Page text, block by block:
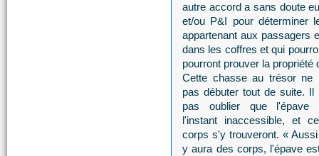
autre accord a sans doute
et/ou P&I pour déterminer
appartenant aux passagers
dans les coffres et qui
pourront prouver la
Cette chasse au trésor ne
pas débuter tout de suite. Il
pas oublier que l'épave
l'instant inaccessible, et
corps s'y trouveront. «
y aura des corps, l'épave